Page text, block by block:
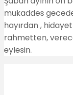
mukaddes
hayırdan ,
rahmetten,
eylesin.